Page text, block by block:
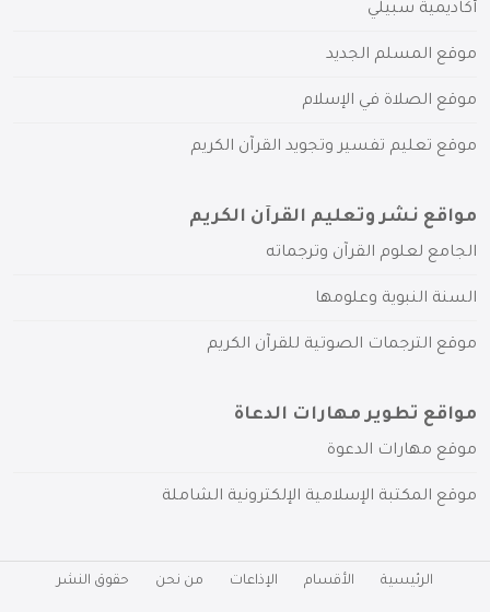
أكاديمية سبيلي
موقع المسلم الجديد
موقع الصلاة في الإسلام
موقع تعليم تفسير وتجويد القرآن الكريم
مواقع نشر وتعليم القرآن الكريم
الجامع لعلوم القرآن وترجماته
السنة النبوية وعلومها
موقع الترجمات الصوتية للقرآن الكريم
مواقع تطوير مهارات الدعاة
موقع مهارات الدعوة
موقع المكتبة الإسلامية الإلكترونية الشاملة
الرئيسية الأقسام الإذاعات من نحن حقوق النشر